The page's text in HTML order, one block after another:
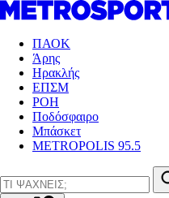
ΠΑΟΚ
Άρης
Ηρακλής
ΕΠΣΜ
ΡΟΗ
Ποδόσφαιρο
Μπάσκετ
METROPOLIS 95.5